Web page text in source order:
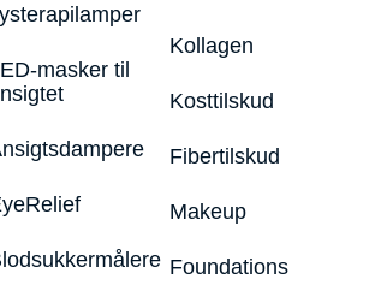
masker til
Kollagen
Kosttilskud
Fibertilskud
Makeup
Foundations